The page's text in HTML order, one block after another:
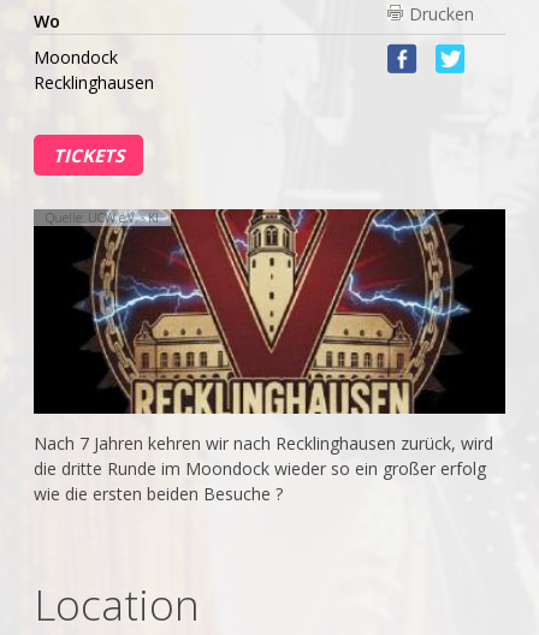
Wo
Drucken
Moondock
Recklinghausen
TICKETS
Quelle: UCW e.V. - KI
Nach 7 Jahren kehren wir nach Recklinghausen zurück, wird
die dritte Runde im Moondock wieder so ein großer erfolg
wie die ersten beiden Besuche ?
Location